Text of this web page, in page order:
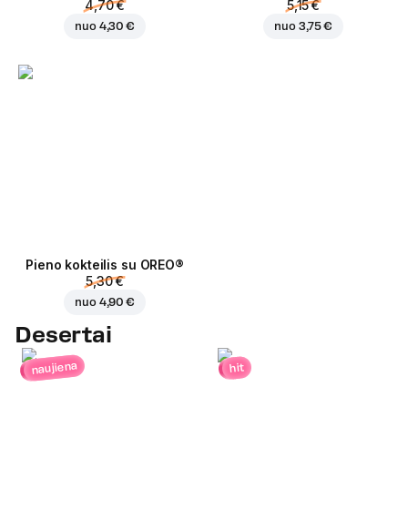
4,70 €
nuo 4,30 €
5,15 €
nuo 3,75 €
Pieno kokteilis su OREO®
5,30 €
nuo 4,90 €
Desertai
naujiena hit